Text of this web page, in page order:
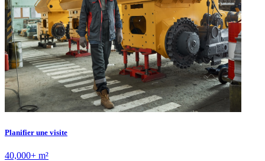
Planifier une visite
40,000+ m²